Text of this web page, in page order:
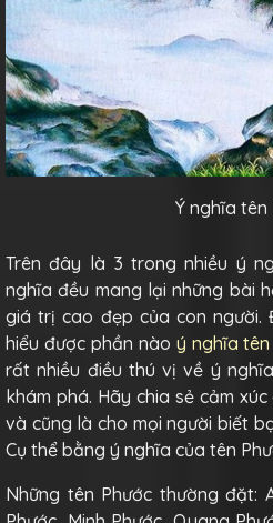
Ý nghĩa tên
Trên đây là 3 trong nhiều ý
nghĩa đều mang lại những bài
giá trị cao đẹp của con người.
hiểu được phần nào ý nghĩa tên
rất nhiều điều thú vị về ý
khám phá. Hãy chia sẻ cảm
và cũng là cho mọi người biết
Cụ thể bằng ý nghĩa của tên
Những tên Phước thường đặt: